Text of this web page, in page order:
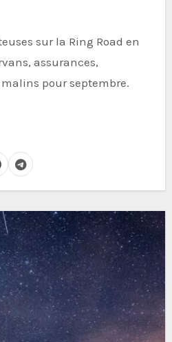
Vent,
à Voie Unique
Prix des
2026
assurances,
pour septembre.